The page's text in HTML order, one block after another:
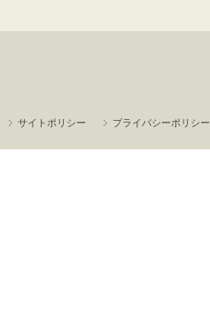
サイトポリシー プライバシーポリシー